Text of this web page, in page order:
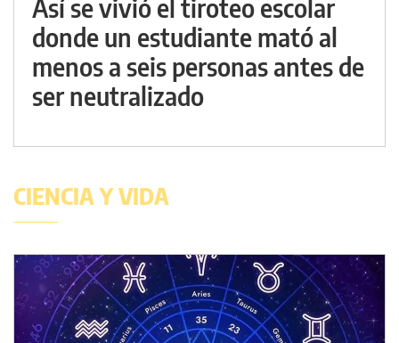
Así se vivió el tiroteo escolar
donde un estudiante mató al
menos a seis personas antes de
ser neutralizado
CIENCIA Y VIDA